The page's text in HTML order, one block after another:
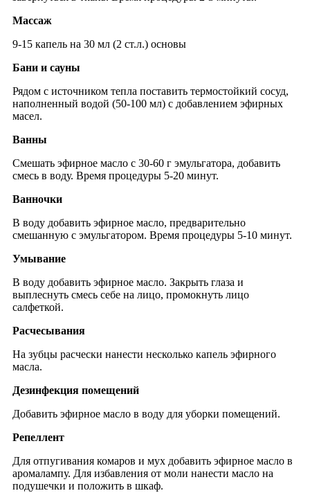
Массаж
9-15 капель на 30 мл (2 ст.л.) основы
Бани и сауны
Рядом с источником тепла поставить термостойкий сосуд,
наполненный водой (50-100 мл) с добавлением эфирных
масел.
Ванны
Смешать эфирное масло с 30-60 г эмульгатора, добавить
смесь в воду. Время процедуры 5-20 минут.
Ванночки
В воду добавить эфирное масло, предварительно
смешанную с эмульгатором. Время процедуры 5-10 минут.
Умывание
В воду добавить эфирное масло. Закрыть глаза и
выплеснуть смесь себе на лицо, промокнуть лицо
салфеткой.
Расчесывания
На зубцы расчески нанести несколько капель эфирного
масла.
Дезинфекция помещений
Добавить эфирное масло в воду для уборки помещений.
Репеллент
Для отпугивания комаров и мух добавить эфирное масло в
аромалампу. Для избавления от моли нанести масло на
подушечки и положить в шкаф.